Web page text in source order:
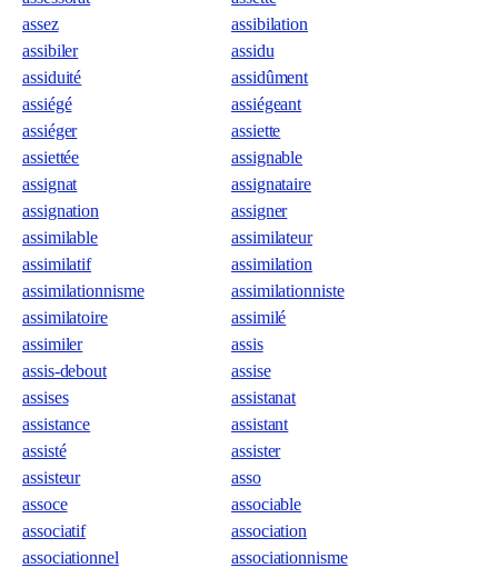
assez
assibilation
assibiler
assidu
assiduité
assidûment
assiégé
assiégeant
assiéger
assiette
assiettée
assignable
assignat
assignataire
assignation
assigner
assimilable
assimilateur
assimilatif
assimilation
assimilationnisme
assimilationniste
assimilatoire
assimilé
assimiler
assis
assis-debout
assise
assises
assistanat
assistance
assistant
assisté
assister
assisteur
asso
assoce
associable
associatif
association
associationnel
associationnisme